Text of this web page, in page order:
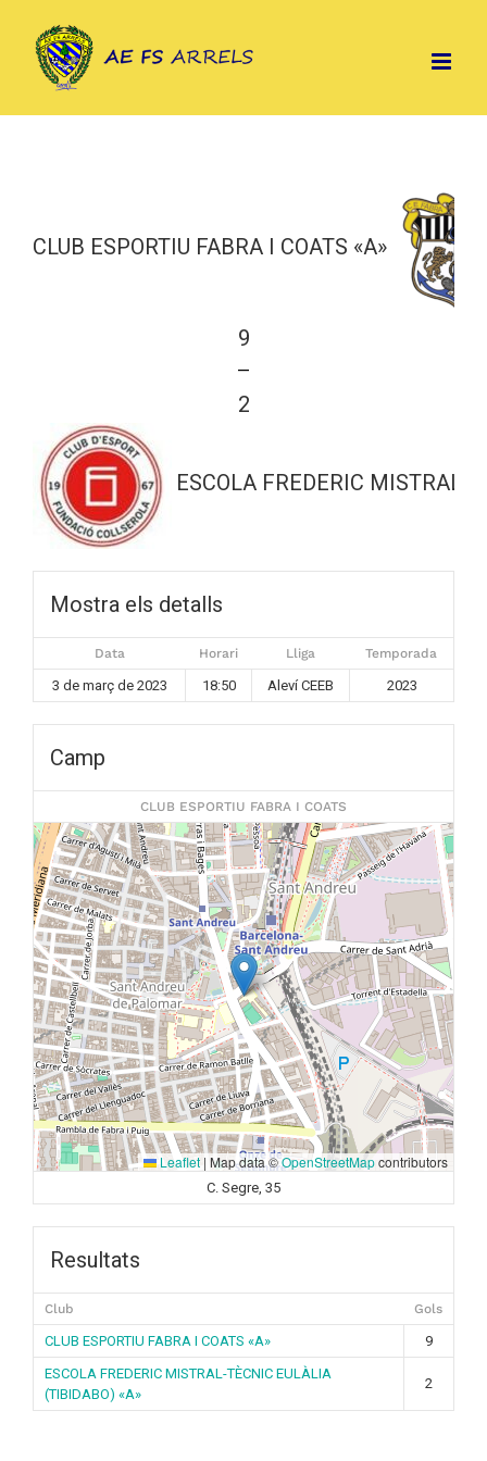
content
CLUB ESPORTIU FABRA I COATS «A»
9
—
2
ESCOLA FREDERIC MISTRAL-
Mostra els detalls
Data Horari Lliga Temporada
3 de març de 2023 18:50 Aleví CEEB 2023
Camp
CLUB ESPORTIU FABRA I COATS
Leaflet | Map data ©OpenStreetMapcontributors
C. Segre, 35
Resultats
Club Gols
CLUB ESPORTIU FABRA I COATS «A»
9
ESCOLA FREDERIC MISTRAL-TÈCNIC EULÀLIA
(TIBIDABO) «A»
2